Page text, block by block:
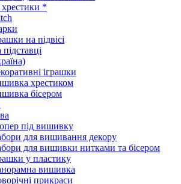
*
на підвісі
іграшки
хрестиком
бісером
під вишивку
для вишивання декору
для вишивки нитками та бісером
у пластику
вишивка
прикраси